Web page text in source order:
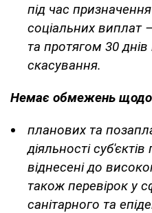
під час
соціальних виплат
та протягом 30 днів
скасування.
Немає обмежень щодо
планових та
діяльності
віднесені до
також перевірок у
санітарного та